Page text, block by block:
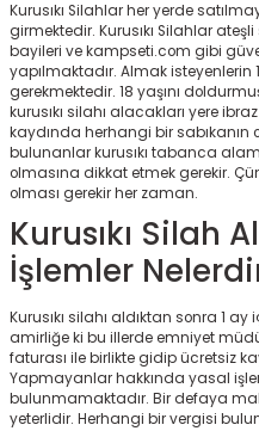
Kurusıkı Silahlar her yerde
girmektedir. Kurusıkı Silahlar
bayileri ve kampseti.com gibi
yapılmaktadır. Almak isteyenlerin
gerekmektedir. 18 yaşını
kurusıkı silahı alacakları yere
kaydında herhangi bir sabıkanın
bulunanlar kurusıkı tabanca
olmasına dikkat etmek gerekir.
olması gerekir her zaman.
Kurusıkı Silah
İşlemler
Kurusıkı silahı aldıktan sonra 1
amirliğe ki bu illerde emniyet
faturası ile birlikte gidip ücretsiz
Yapmayanlar hakkında yasal
bulunmamaktadır. Bir defaya
yeterlidir. Herhangi bir vergisi